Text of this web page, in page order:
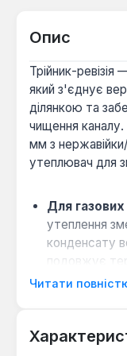
Опис
Трійник-
який з'єднує
ділянкою та
чищення
мм з
утеплювач для
Для
утеплення
конденсату
подовжує
Сумісність
Матеріал
Читати